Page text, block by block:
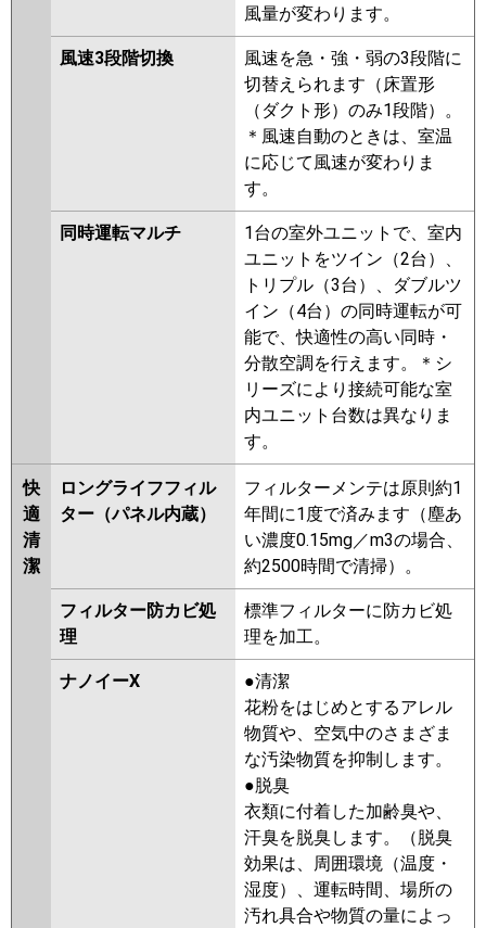
風量が変わります。
風速3段階切換
風速を急・強・弱の3段階に
切替えられます（床置形
（ダクト形）のみ1段階）。
＊風速自動のときは、室温
に応じて風速が変わりま
す。
同時運転マルチ
1台の室外ユニットで、室内
ユニットをツイン（2台）、
トリプル（3台）、ダブルツ
イン（4台）の同時運転が可
能で、快適性の高い同時・
分散空調を行えます。＊シ
リーズにより接続可能な室
内ユニット台数は異なりま
す。
快
適
清
潔
ロングライフフィル
ター（パネル内蔵）
フィルターメンテは原則約1
年間に1度で済みます（塵あ
い濃度0.15mg／m3の場合、
約2500時間で清掃）。
フィルター防カビ処
理
標準フィルターに防カビ処
理を加工。
ナノイーX
●清潔
花粉をはじめとするアレル
物質や、空気中のさまざま
な汚染物質を抑制します。
●脱臭
衣類に付着した加齢臭や、
汗臭を脱臭します。（脱臭
効果は、周囲環境（温度・
湿度）、運転時間、場所の
汚れ具合や物質の量によっ